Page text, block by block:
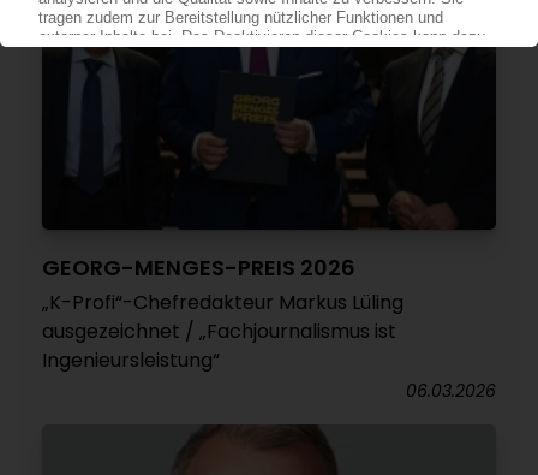
GEORG-MENGES-PREIS 2026
„K-Profi“-Chefredakteur Markus Lüling
ausgezeichnet / „Fachjournalismus ist
Ingenieursleistung“
06.03.2026